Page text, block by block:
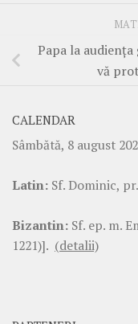
Papa la
vă
CALENDAR
Sâmbătă, 8 august
Latin: Sf. Dominic, pr.
Bizantin: Sf. ep. m.
1221)]. (detalii)